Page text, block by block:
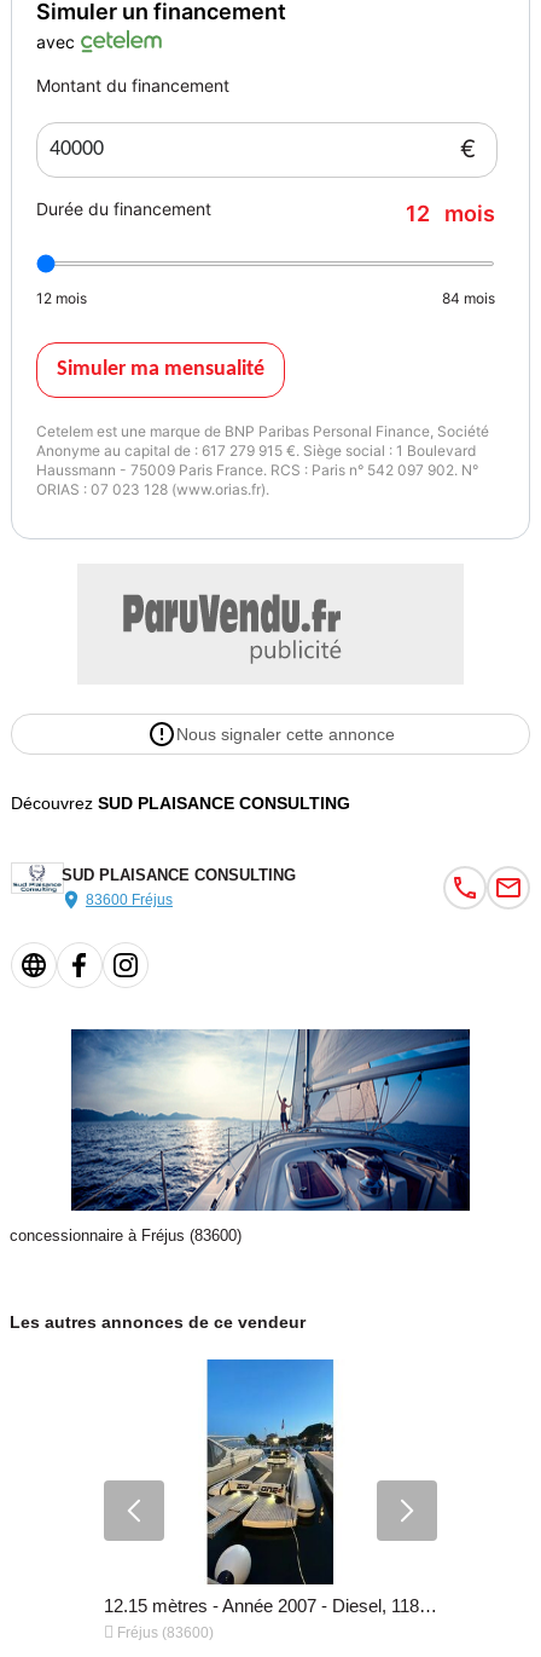
Simuler un financement
avec
Montant du financement
€
Durée du financement 12 mois
12 mois 84 mois
Simuler ma mensualité
Cetelem est une marque de BNP Paribas Personal Finance, Société
Anonyme au capital de : 617 279 915 €. Siège social : 1 Boulevard
Haussmann - 75009 Paris France. RCS : Paris n° 542 097 902. N°
ORIAS : 07 023 128 (www.orias.fr).
Nous signaler cette annonce
Découvrez SUD PLAISANCE CONSULTING
SUD PLAISANCE CONSULTING
83600 Fréjus
concessionnaire à Fréjus (83600)
Les autres annonces de ce vendeur
12.15 mètres - Année 2007 - Diesel, 118 000 €
 Fréjus (83600)